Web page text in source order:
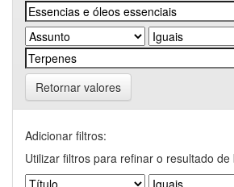
Retornar valores
Adicionar filtros:
Utilizar filtros para refinar o resultado de